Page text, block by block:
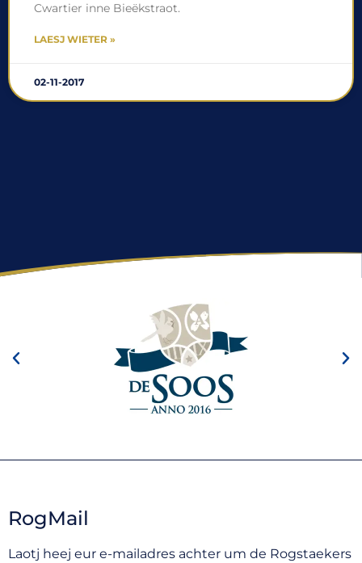
Cwartier inne Bieëkstraot.
LAESJ WIETER »
02-11-2017
RogMail
Laotj heej eur e-mailadres achter um de Rogstaekers